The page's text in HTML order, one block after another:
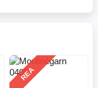
REA